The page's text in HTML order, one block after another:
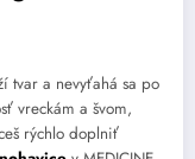
tvar a nevyťahá sa po
vreckám a švom,
rýchlo doplniť